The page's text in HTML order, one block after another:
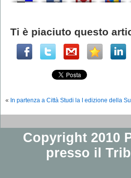
Ti è piaciuto questo
« In partenza a Città Studi la I edizione della
Copyright 2010
presso il